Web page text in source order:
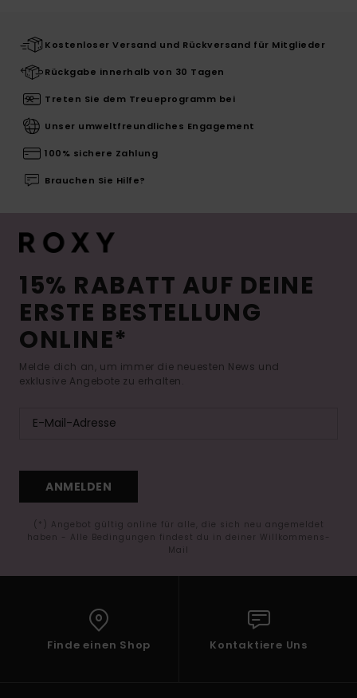
Kostenloser Versand und Rückversand für Mitglieder
Rückgabe innerhalb von 30 Tagen
Treten Sie dem Treueprogramm bei
Unser umweltfreundliches Engagement
100% sichere Zahlung
Brauchen Sie Hilfe?
15% RABATT AUF DEINE
ERSTE BESTELLUNG
ONLINE*
Melde dich an, um immer die neuesten News und
exklusive Angebote zu erhalten.
ANMELDEN
(*) Angebot gültig online für alle, die sich neu angemeldet
haben - Alle Bedingungen findest du in deiner Willkommens-
Mail
Finde einen Shop Kontaktiere Uns